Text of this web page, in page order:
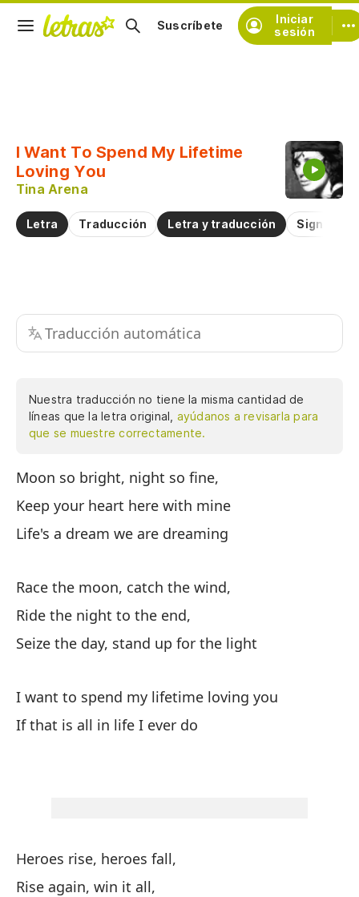
Iniciar
sesión
Suscríbete
I Want To Spend My Lifetime
Loving You
Tina Arena
Letra Traducción Letra y traducción
Traducción automática
Nuestra traducción no tiene la misma cantidad de
líneas que la letra original, ayúdanos a revisarla para
que se muestre correctamente.
Moon so bright, night so fine,
Keep your heart here with mine
Life's a dream we are dreaming
Race the moon, catch the wind,
Ride the night to the end,
Seize the day, stand up for the light
I want to spend my lifetime loving you
If that is all in life I ever do
Heroes rise, heroes fall,
Rise again, win it all,
Practicar la pronunciación de